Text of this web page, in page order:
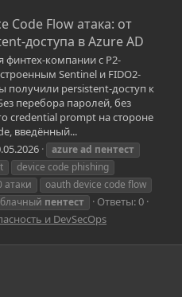
Code Flow атака: от
доступа в Azure AD
финтех-компании с P2-
Sentinel и FIDO2-
получили persistent-доступ к
перебора паролей, без
credential prompt на стороне
введённый...
azuread пентест
device code phishing
атаки
oauth device code flow
пентест
Ответы: 0
и DevSecOps